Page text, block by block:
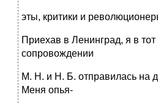
эты, критики и
Приехав в Ленинград, я в
сопровождении
М. Н. и Н. Б. отправилась на
Меня опья-